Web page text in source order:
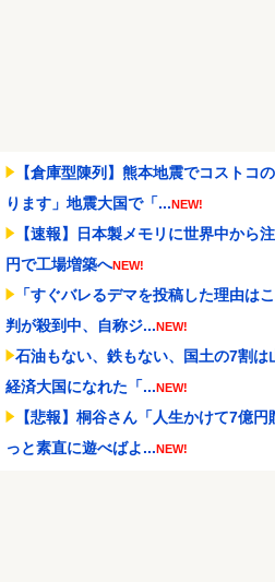
【倉庫型陳列】熊本地震でコストコ
ります」地震大国で「...NEW!
【速報】日本製メモリに世界中から
円で工場増築へNEW!
「すぐバレるデマを投稿した理由は
判が殺到中、自称ジ...NEW!
石油もない、鉄もない、国土の7割
経済大国になれた「...NEW!
【悲報】桐谷さん「人生かけて7億
っと素直に遊べばよ...NEW!